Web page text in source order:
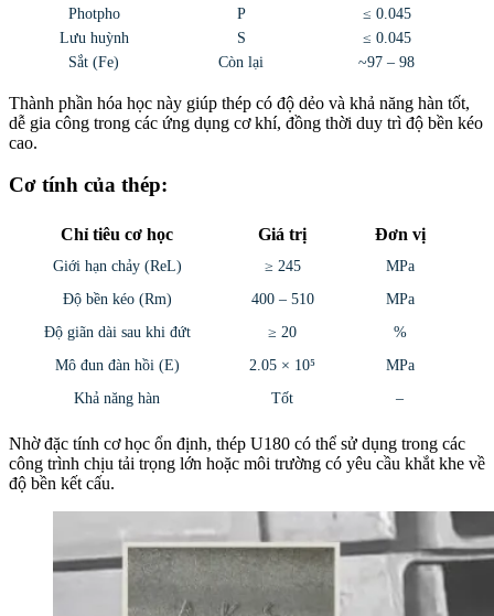
Photpho
P
≤ 0.045
Lưu huỳnh
S
≤ 0.045
Sắt (Fe)
Còn lại ~97 – 98
Thành phần hóa học này giúp thép có độ dẻo và khả năng hàn tốt,
dễ gia công trong các ứng dụng cơ khí, đồng thời duy trì độ bền kéo
cao.
Cơ tính của thép:
Chỉ tiêu cơ học Giá trị Đơn vị
Giới hạn chảy (ReL) ≥ 245
MPa
Độ bền kéo (Rm)
400 – 510
MPa
Độ giãn dài sau khi đứt
≥ 20
%
Mô đun đàn hồi (E)
2.05 × 10⁵
MPa
Khả năng hàn
Tốt –
Nhờ đặc tính cơ học ổn định, thép U180 có thể sử dụng trong các
công trình chịu tải trọng lớn hoặc môi trường có yêu cầu khắt khe về
độ bền kết cấu.